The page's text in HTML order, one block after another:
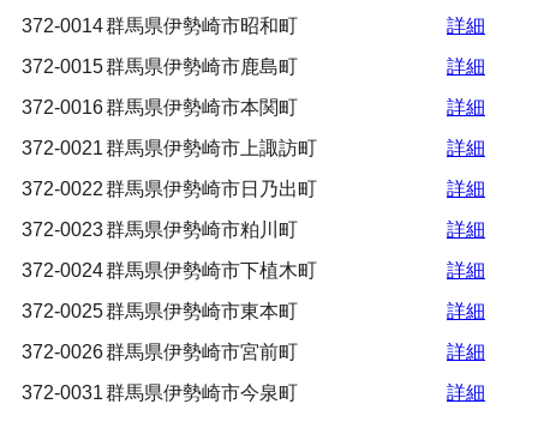
372-0014群馬県伊勢崎市昭和町
詳細
372-0015群馬県伊勢崎市鹿島町
詳細
372-0016群馬県伊勢崎市本関町
詳細
372-0021群馬県伊勢崎市上諏訪町
詳細
372-0022群馬県伊勢崎市日乃出町
詳細
372-0023群馬県伊勢崎市粕川町
詳細
372-0024群馬県伊勢崎市下植木町
詳細
372-0025群馬県伊勢崎市東本町
詳細
372-0026群馬県伊勢崎市宮前町
詳細
372-0031群馬県伊勢崎市今泉町
詳細